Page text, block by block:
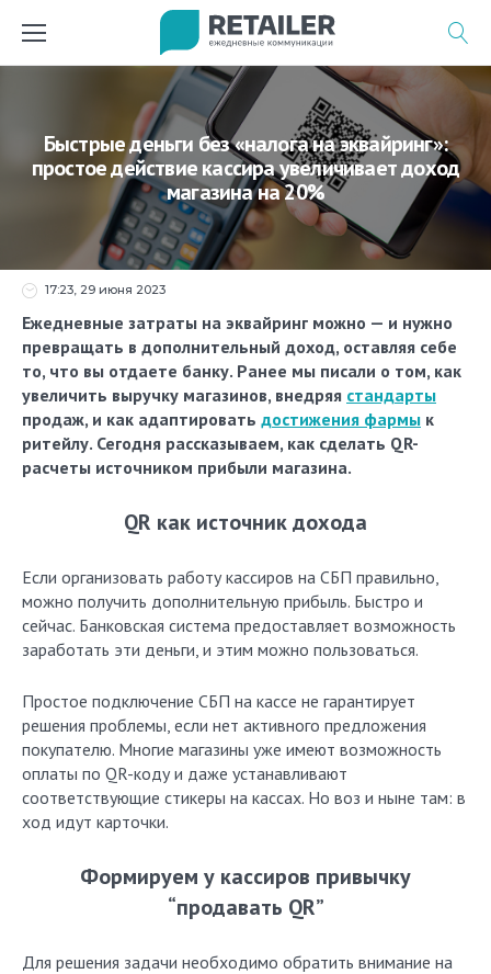
Быстрые деньги без «налога на эквайринг»:
простое действие кассира увеличивает доход
магазина на 20%
17:23, 29 июня 2023
Ежедневные затраты на эквайринг можно — и нужно
превращать в дополнительный доход, оставляя себе
то, что вы отдаете банку. Ранее мы писали о том, как
увеличить выручку магазинов, внедряя стандарты
продаж, и как адаптировать достижения фармы к
ритейлу. Сегодня рассказываем, как сделать QR-
расчеты источником прибыли магазина.
QR как источник дохода
Если организовать работу кассиров на СБП правильно,
можно получить дополнительную прибыль. Быстро и
сейчас. Банковская система предоставляет возможность
заработать эти деньги, и этим можно пользоваться.
Простое подключение СБП на кассе не гарантирует
решения проблемы, если нет активного предложения
покупателю. Многие магазины уже имеют возможность
оплаты по QR-коду и даже устанавливают
соответствующие стикеры на кассах. Но воз и ныне там: в
ход идут карточки.
Формируем у кассиров привычку
“продавать QR”
Для решения задачи необходимо обратить внимание на